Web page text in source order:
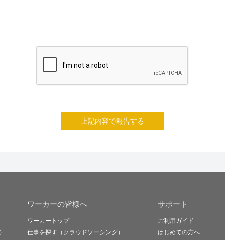
上記内容で報告する
ワーカーの皆様へ
ワーカートップ
仕事を探す（クラウドソーシング）
サポート
ご利用ガイド
はじめての方へ